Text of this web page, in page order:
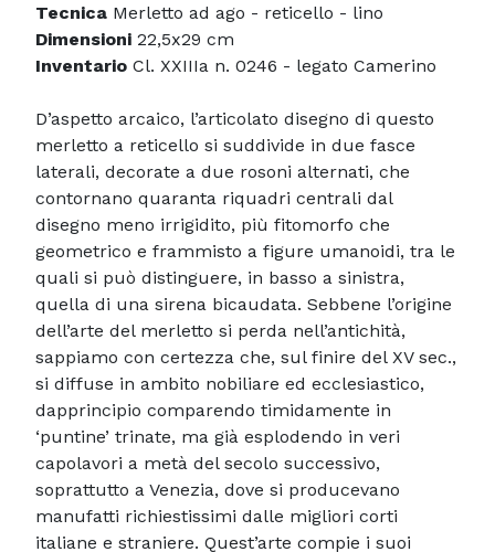
Tecnica Merletto ad ago - reticello - lino
Dimensioni 22,5x29 cm
Inventario Cl. XXIIIa n. 0246 - legato Camerino
D’aspetto arcaico, l’articolato disegno di questo
merletto a reticello si suddivide in due fasce
laterali, decorate a due rosoni alternati, che
contornano quaranta riquadri centrali dal
disegno meno irrigidito, più fitomorfo che
geometrico e frammisto a figure umanoidi, tra le
quali si può distinguere, in basso a sinistra,
quella di una sirena bicaudata. Sebbene l’origine
dell’arte del merletto si perda nell’antichità,
sappiamo con certezza che, sul finire del XV sec.,
si diffuse in ambito nobiliare ed ecclesiastico,
dapprincipio comparendo timidamente in
‘puntine’ trinate, ma già esplodendo in veri
capolavori a metà del secolo successivo,
soprattutto a Venezia, dove si producevano
manufatti richiestissimi dalle migliori corti
italiane e straniere. Quest’arte compie i suoi